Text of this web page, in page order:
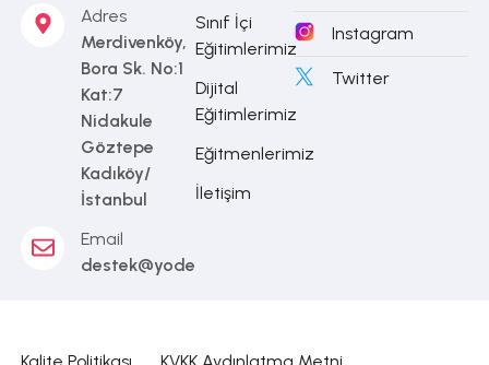
Adres
Merdivenköy,
Bora Sk. No:1
Kat:7
Nidakule
Göztepe
Kadıköy/
İstanbul
Email
destek@yodea.com.tr
Sınıf İçi
Eğitimlerimiz
Dijital
Eğitimlerimiz
Eğitmenlerimiz
İletişim
Instagram
Twitter
Kalite Politikası KVKK Aydınlatma Metni